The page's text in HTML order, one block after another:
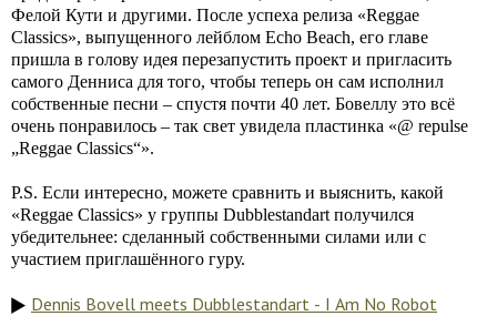
Фелой Кути и другими. После успеха релиза «Reggae
Classics», выпущенного лейблом Echo Beach, его главе
пришла в голову идея перезапустить проект и пригласить
самого Денниса для того, чтобы теперь он сам исполнил
собственные песни – спустя почти 40 лет. Бовеллу это всё
очень понравилось – так свет увидела пластинка «@ repulse
„Reggae Classics“».
P.S. Если интересно, можете сравнить и выяснить, какой
«Reggae Classics» у группы Dubblestandart получился
убедительнее: сделанный собственными силами или с
участием приглашённого гуру.
Dennis Bovell meets Dubblestandart - I Am No Robot